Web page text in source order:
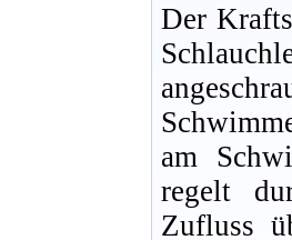
Der
am
regelt
Zufluss